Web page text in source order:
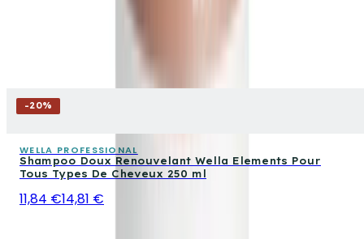
-20%
WELLA PROFESSIONAL
Shampoo Doux Renouvelant Wella Elements Pour
Tous Types De Cheveux 250 ml
11,84 €14,81 €